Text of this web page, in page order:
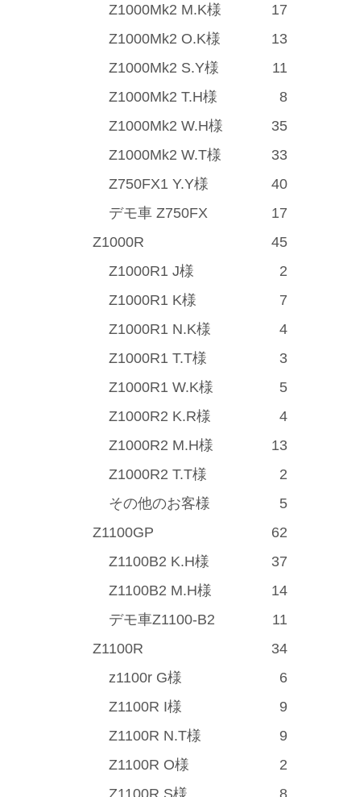
Z1000Mk2 M.K様
17
Z1000Mk2 O.K様
13
Z1000Mk2 S.Y様
11
Z1000Mk2 T.H様
8
Z1000Mk2 W.H様
35
Z1000Mk2 W.T様
33
Z750FX1 Y.Y様
40
デモ車 Z750FX
17
Z1000R
45
Z1000R1 J様
2
Z1000R1 K様
7
Z1000R1 N.K様
4
Z1000R1 T.T様
3
Z1000R1 W.K様
5
Z1000R2 K.R様
4
Z1000R2 M.H様
13
Z1000R2 T.T様
2
その他のお客様
5
Z1100GP
62
Z1100B2 K.H様
37
Z1100B2 M.H様
14
デモ車Z1100-B2
11
Z1100R
34
z1100r G様
6
Z1100R I様
9
Z1100R N.T様
9
Z1100R O様
2
Z1100R S様
8